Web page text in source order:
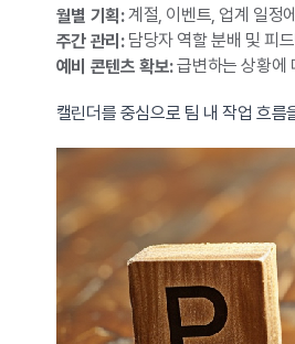
월별 기획:계절, 이벤트, 업계 일정
주간 관리:담당자 역할 분배 및 피
예비 콘텐츠 확보:급변하는 상황에
캘린더를 중심으로 팀 내 작업 흐름